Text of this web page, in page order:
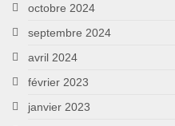
octobre 2024
septembre 2024
avril 2024
février 2023
janvier 2023